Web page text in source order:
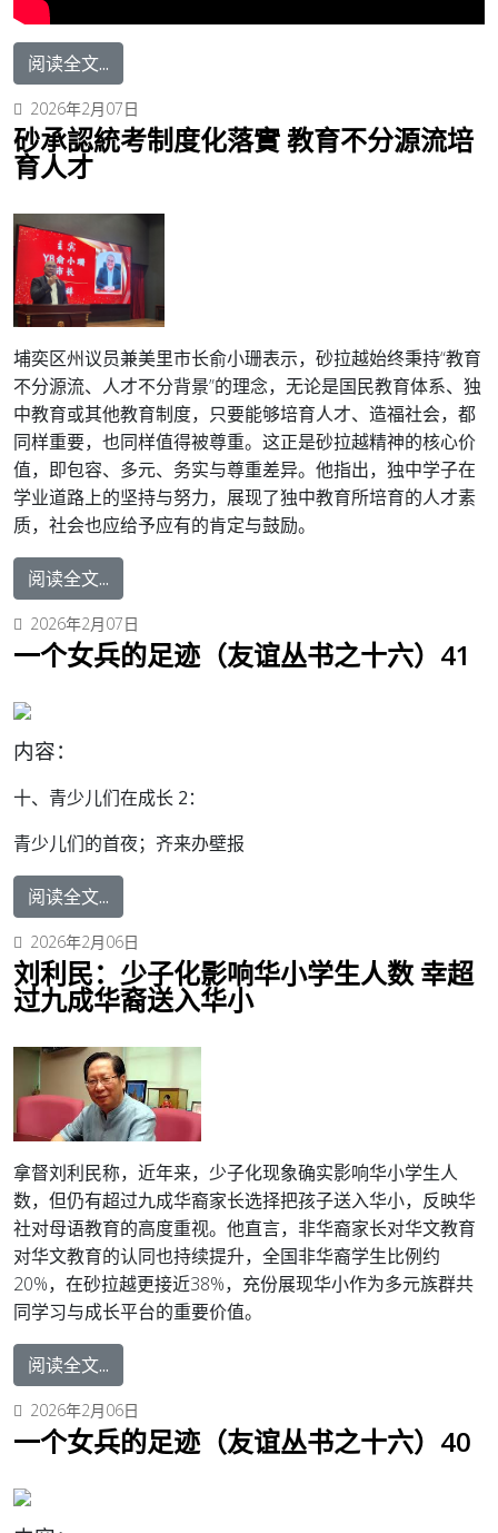
阅读全文...
2026年2月07日
砂承認統考制度化落實 教育不分源流培
育人才
埔奕区州议员兼美里市长俞小珊表示，砂拉越始终秉持“教育
不分源流、人才不分背景”的理念，无论是国民教育体系、独
中教育或其他教育制度，只要能够培育人才、造福社会，都
同样重要，也同样值得被尊重。这正是砂拉越精神的核心价
值，即包容、多元、务实与尊重差异。 他指出，独中学子在
学业道路上的坚持与努力，展现了独中教育所培育的人才素
质，社会也应给予应有的肯定与鼓励。
阅读全文...
2026年2月07日
一个女兵的足迹（友谊丛书之十六）41
内容：
十、青少儿们在成长 2：
青少儿们的首夜；齐来办壁报
阅读全文...
2026年2月06日
刘利民：少子化影响华小学生人数 幸超
过九成华裔送入华小
拿督刘利民称，近年来，少子化现象确实影响华小学生人
数，但仍有超过九成华裔家长选择把孩子送入华小，反映华
社对母语教育的高度重视。 他直言，非华裔家长对华文教育
对华文教育的认同也持续提升，全国非华裔学生比例约
20%，在砂拉越更接近38%，充份展现华小作为多元族群共
同学习与成长平台的重要价值。
阅读全文...
2026年2月06日
一个女兵的足迹（友谊丛书之十六）40